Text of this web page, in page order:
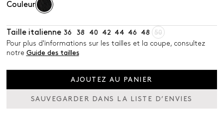
Couleur
Taille italienne 36 38 40 42 44 46 48
50
Pour plus d'informations sur les tailles et la coupe, consultez
notre Guide des tailles
AJOUTEZ AU PANIER
SAUVEGARDER DANS LA LISTE D’ENVIES